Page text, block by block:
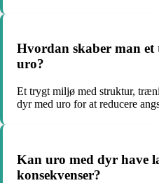
Hvordan skaber man
uro?
Et trygt miljø med struktur,
dyr med uro for at reducere
Kan uro med dyr have
konsekvenser?